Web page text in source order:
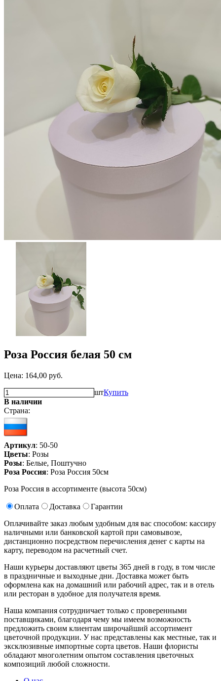
Роза Россия белая 50 см
Цена: 164,00 руб.
штКупить
В наличии
Страна:
Артикул: 50-50
Цветы: Розы
Розы: Белые, Поштучно
Роза Россия: Роза Россия 50см
Роза Россия в ассортименте (высота 50см)
Оплата Доставка
Гарантии
Оплачивайте заказ любым удобным для вас способом: кассиру
наличными или банковской картой при самовывозе,
дистанционно посредством перечисления денег с карты на
карту, переводом на расчетный счет.
Наши курьеры доставляют цветы 365 дней в году, в том числе
в праздничные и выходные дни. Доставка может быть
оформлена как на домашний или рабочий адрес, так и в отель
или ресторан в удобное для получателя время.
Наша компания сотрудничает только с проверенными
поставщиками, благодаря чему мы имеем возможность
предложить своим клиентам широчайший ассортимент
цветочной продукции. У нас представлены как местные, так и
эксклюзивные импортные сорта цветов. Наши флористы
обладают многолетним опытом составления цветочных
композиций любой сложности.